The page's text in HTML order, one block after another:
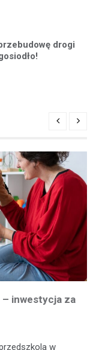
drogi
– inwestycja za
w